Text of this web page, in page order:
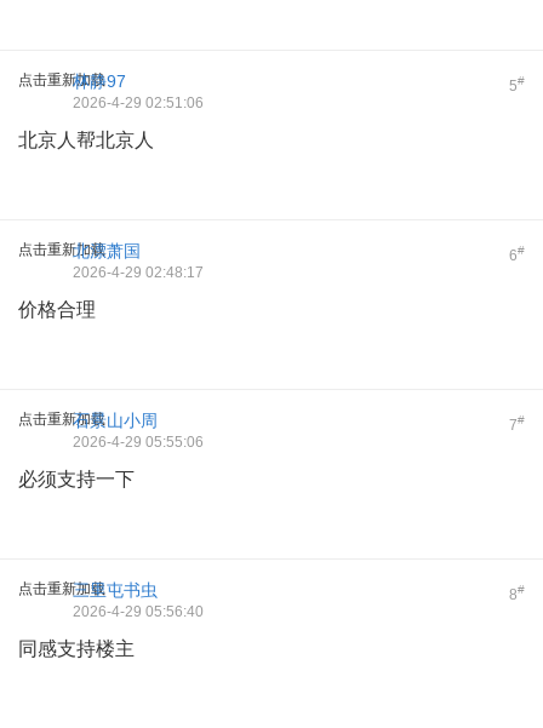
点击重新加载 5#
林静97
2026-4-29 02:51:06
北京人帮北京人
点击重新加载 6#
北漂萧国
2026-4-29 02:48:17
价格合理
点击重新加载 7#
石景山小周
2026-4-29 05:55:06
必须支持一下
点击重新加载 8#
三里屯书虫
2026-4-29 05:56:40
同感支持楼主